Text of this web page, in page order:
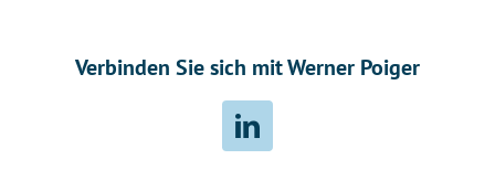
Verbinden Sie sich mit Werner Poiger